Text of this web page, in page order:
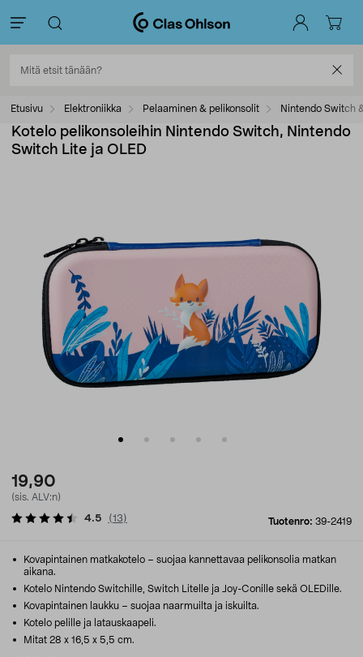
Etusivu Elektroniikka Pelaaminen & pelikonsolit Nintendo Switch
Kotelo pelikonsoleihin Nintendo Switch, Nintendo
Switch Lite ja OLED
19,90
(sis. ALV:n)
Tuotenro: 39-2419
4.5 (13)
Kovapintainen matkakotelo – suojaa kannettavaa pelikonsolia matkan
aikana.
Kotelo Nintendo Switchille, Switch Litelle ja Joy-Conille sekä OLEDille.
Kovapintainen laukku – suojaa naarmuilta ja iskuilta.
Kotelo pelille ja latauskaapeli.
Mitat 28 x 16,5 x 5,5 cm.